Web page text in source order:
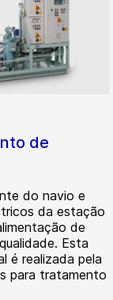
de
do navio e
da estação
de
Esta
é realizada pela
para tratamento